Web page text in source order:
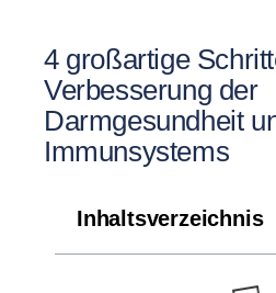
4 großartige
Verbesserung der
Darmgesundheit
Immunsystems
Inhaltsverzeichnis